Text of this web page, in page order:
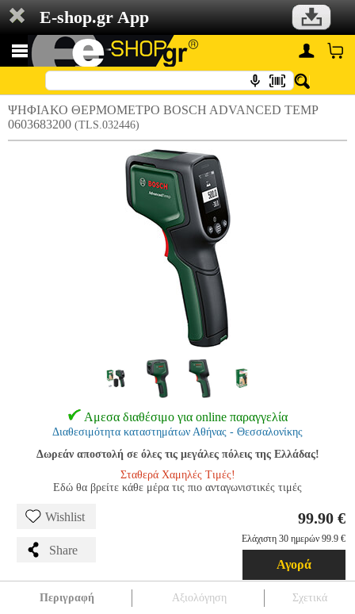
E-shop.gr App
ΨΗΦΙΑΚΟ ΘΕΡΜΟΜΕΤΡΟ BOSCH ADVANCED TEMP
0603683200 (TLS.032446)
Αμεσα διαθέσιμο για online παραγγελία
Διαθεσιμότητα καταστημάτων Αθήνας - Θεσσαλονίκης
Δωρεάν αποστολή σε όλες τις μεγάλες πόλεις της Ελλάδας!
Σταθερά Χαμηλές Τιμές!
Εδώ θα βρείτε κάθε μέρα τις πιο ανταγωνιστικές τιμές
Wishlist
Share
99.90 €
Ελάχιστη 30 ημερών 99.9 €
Αγορά
Περιγραφή Αξιολόγηση Σχετικά